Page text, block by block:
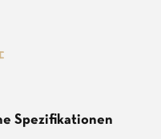
Spezifikationen